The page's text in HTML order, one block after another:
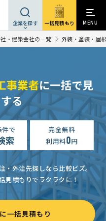
企業を探す 一括見積もり MENU
・建築会社の一覧 外装・塗装・屋
事業者に一括で見
る
件で
索
完全無料
利用料0円
・外注先探しなら比較ビズ。
見積もりでラクラクに！
一括見積もり